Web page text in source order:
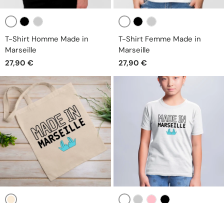
Blanc
T-Shirt Homme Made in
Marseille
27,90 €
Blanc
T-Shirt Femme Made in
Marseille
27,90 €